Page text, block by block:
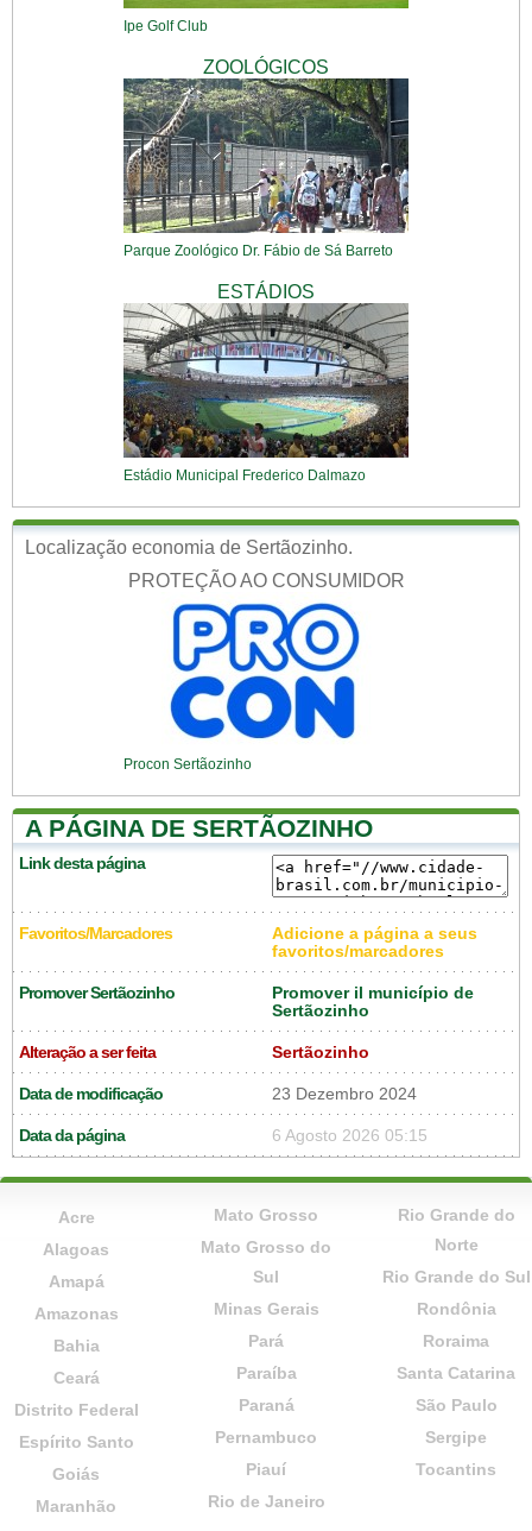
Ipe Golf Club
ZOOLÓGICOS
Parque Zoológico Dr. Fábio de Sá Barreto
ESTÁDIOS
Estádio Municipal Frederico Dalmazo
Localização economia de Sertãozinho.
PROTEÇÃO AO CONSUMIDOR
Procon Sertãozinho
A PÁGINA DE SERTÃOZINHO
Link desta página
Favoritos/Marcadores
Adicione a página a seus
favoritos/marcadores
Promover Sertãozinho
Promover il município de
Sertãozinho
Alteração a ser feita Sertãozinho
Data de modificação 23 Dezembro 2024
Data da página 6 Agosto 2026 05:15
Acre
Alagoas
Amapá
Amazonas
Bahia
Ceará
Distrito Federal
Espírito Santo
Goiás
Maranhão
Mato Grosso
Mato Grosso do
Sul
Minas Gerais
Pará
Paraíba
Paraná
Pernambuco
Piauí
Rio de Janeiro
Rio Grande do
Norte
Rio Grande do Sul
Rondônia
Roraima
Santa Catarina
São Paulo
Sergipe
Tocantins